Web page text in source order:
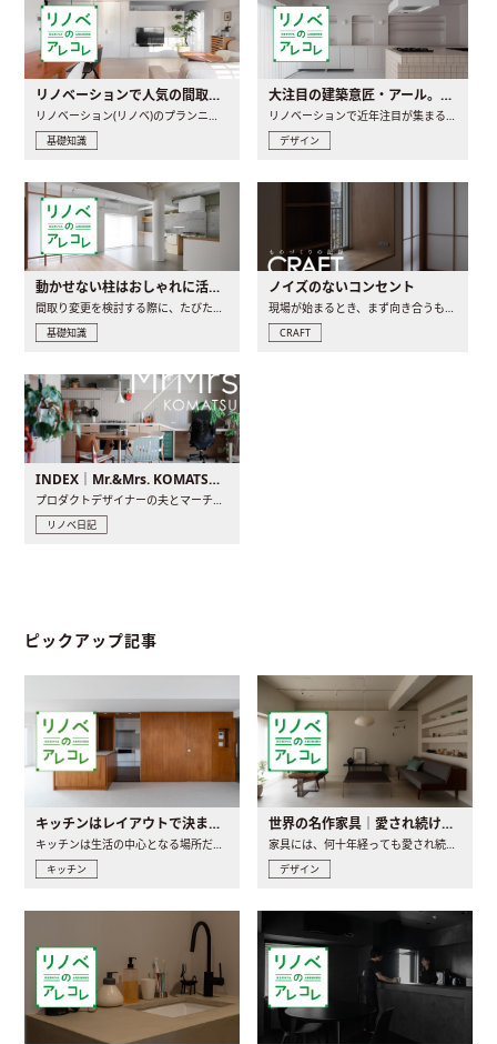
リノベーションで人気の間取りとは？トレンドの間取りと実例を徹底解説
基礎知識
大注目の建築意匠・アール。人気の理由と空間に取り入れるポイント
デザイン
動かせない柱はおしゃれに活用！柱を魅せるリノベーション(リノベ)4選
基礎知識
ノイズのないコンセント
CRAFT
INDEX｜Mr.&Mrs. KOMATSU renovation diary
リノベ日記
ピックアップ記事
キッチンはレイアウトで決まる。後悔しないための考え方と選び方
キッチンは生活の中心となる場所だからこそ、家の中のどこに置..
キッチン
世界の名作家具｜愛され続ける理由と一生モノとの出会い方
家具には、何十年経っても愛され続ける「名作」と呼ばれるもの..
デザイン